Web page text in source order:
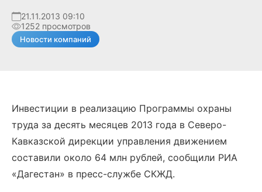
21.11.2013 09:10
1252 просмотров
Новости компаний
Инвестиции в реализацию Программы охраны
труда за десять месяцев 2013 года в Северо-
Кавказской дирекции управления движением
составили около 64 млн рублей, сообщили РИА
«Дагестан» в пресс-службе СКЖД.